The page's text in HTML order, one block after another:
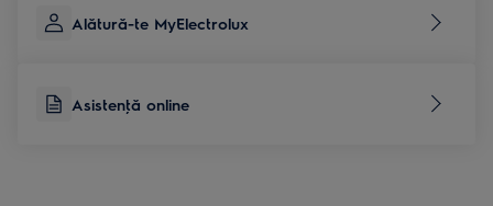
Alătură-te MyElectrolux
Asistenţă online